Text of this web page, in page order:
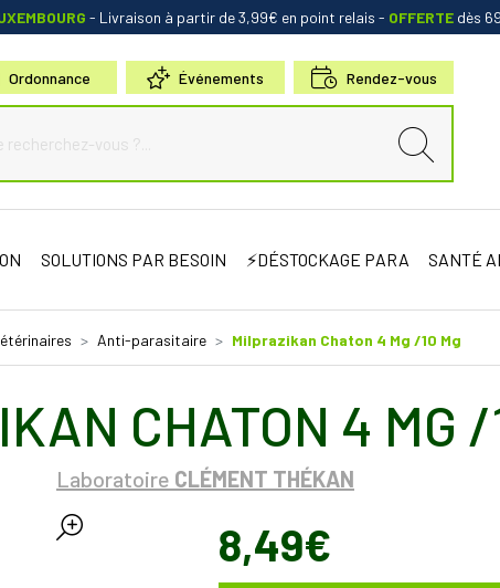
- Livraison à partir de 3,99€ en point relais - OFFERTE dès
Votre pharmacie en ligne à votre service
Ordonnance Événements Rendez-vous
SOLUTIONS PAR BESOIN ⚡DÉSTOCKAGE PARA SANTÉ
Anti-parasitaire Milprazikan Chaton 4 Mg /10 Mg
CHATON 4 MG /
Laboratoire CLÉMENT THÉKAN
8,49€